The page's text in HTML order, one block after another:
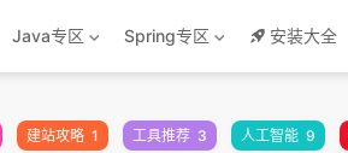
open in new window
Java专区 Spring专区 安装大全
建站攻略 1 工具推荐 3 人工智能 9